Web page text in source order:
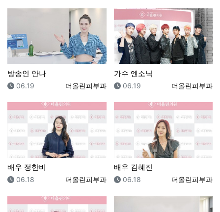
방송인 안나
등록자
더올린피부과
등록일
06.19
가수 엔소닉
등록자
더올린피부과
등록일
06.19
배우 정한비
등록자
더올린피부과
등록일
06.18
배우 김혜진
등록자
더올린피부과
등록일
06.18